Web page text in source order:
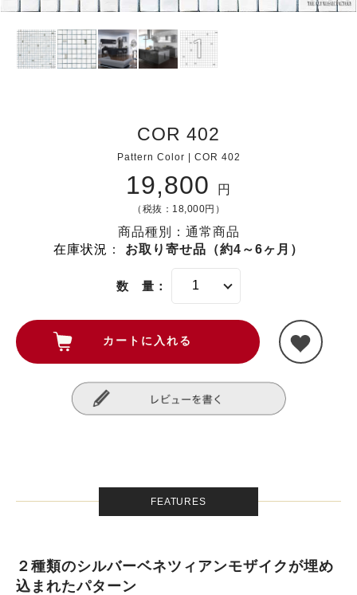
COR 402
Pattern Color | COR 402
19,800 円
（税抜：18,000円）
商品種別：通常商品
在庫状況 ： お取り寄せ品（約4～6ヶ月）
数 量：
FEATURES
２種類のシルバーベネツィアンモザイクが埋め
込まれたパターン